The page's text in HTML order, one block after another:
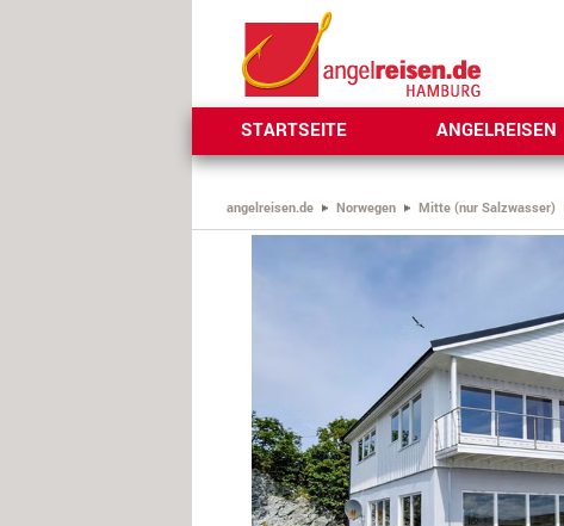
STARTSEITE ANGELREISEN
angelreisen.de Norwegen Mitte (nur Salzwasser)